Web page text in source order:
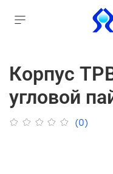
Корпус
угловой
(0)